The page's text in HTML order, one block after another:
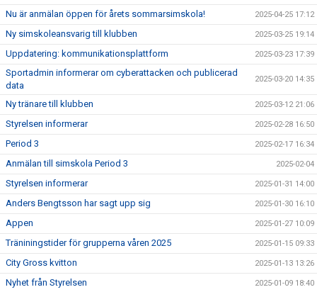
Nu är anmälan öppen för årets sommarsimskola! 2025-04-25 17:12
Ny simskoleansvarig till klubben 2025-03-25 19:14
Uppdatering: kommunikationsplattform 2025-03-23 17:39
Sportadmin informerar om cyberattacken och publicerad
data
2025-03-20 14:35
Ny tränare till klubben 2025-03-12 21:06
Styrelsen informerar 2025-02-28 16:50
Period 3 2025-02-17 16:34
Anmälan till simskola Period 3 2025-02-04
Styrelsen informerar 2025-01-31 14:00
Anders Bengtsson har sagt upp sig 2025-01-30 16:10
Appen 2025-01-27 10:09
Träniningstider för grupperna våren 2025 2025-01-15 09:33
City Gross kvitton 2025-01-13 13:26
Nyhet från Styrelsen 2025-01-09 18:40